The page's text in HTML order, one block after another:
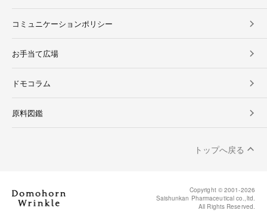
コミュニケーションポリシー
お手当て広場
ドモコラム
原料図鑑
トップへ戻る
Copyright © 2001-2026
Saishunkan Pharmaceutical co.,ltd.
All Rights Reserved.